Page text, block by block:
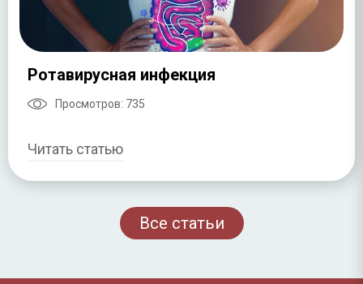
Ротавирусная инфекция
Просмотров: 735
Читать статью
Все статьи